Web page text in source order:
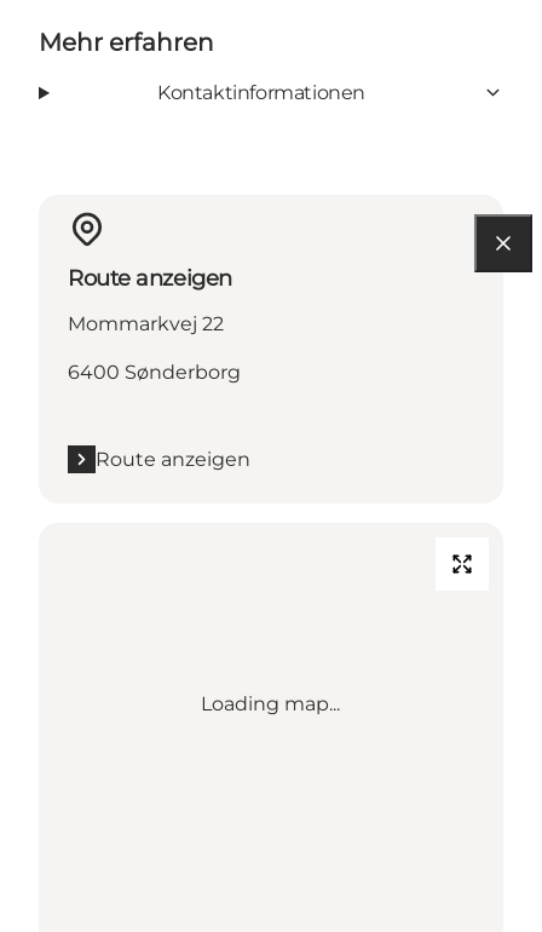
Mehr erfahren
Kontaktinformationen
Route anzeigen
Mommarkvej 22
6400 Sønderborg
Route anzeigen
Loading map...